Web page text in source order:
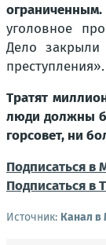
ограниченным.
уголовное
Дело закрыли
преступления».
Тратят
люди должны
горсовет, ни
Подписаться в
Подписаться в
Источник: Канал в